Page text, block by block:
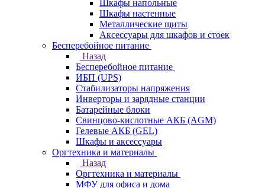
Шкафы напольные
Шкафы настенные
Металлические щиты
Аксессуары для шкафов и стоек
Бесперебойное питание
Назад
Бесперебойное питание
ИБП (UPS)
Стабилизаторы напряжения
Инверторы и зарядные станции
Батарейные блоки
Свинцово-кислотные АКБ (AGM)
Гелевые АКБ (GEL)
Шкафы и аксессуары
Оргтехника и материалы
Назад
Оргтехника и материалы
МФУ для офиса и дома